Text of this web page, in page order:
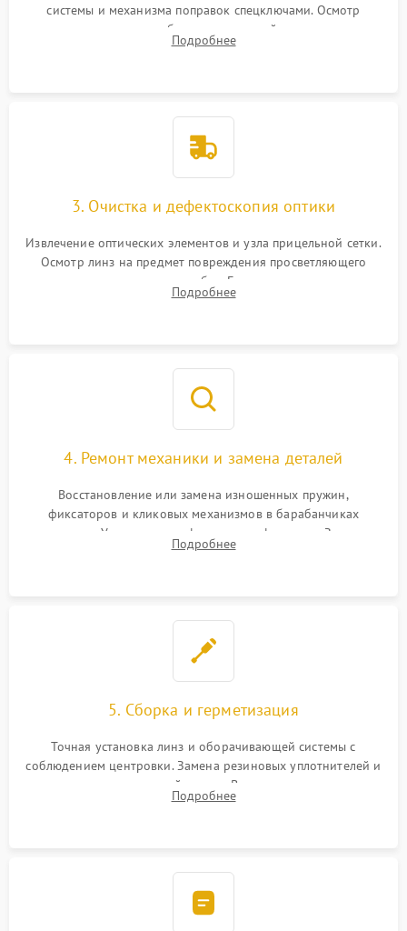
системы и механизма поправок спецключами. Осмотр
внутренних резьбовых соединений, пружин и
уплотнительных колец. Поиск причин люфта, смещения
Подробнее
3. Очистка и дефектоскопия оптики
Извлечение оптических элементов и узла прицельной сетки.
Осмотр линз на предмет повреждения просветляющего
покрытия или появления грибка. Бережная очистка стекол
спецрастворами. Проверка целостности гравированной
Подробнее
4. Ремонт механики и замена деталей
Восстановление или замена изношенных пружин,
фиксаторов и кликовых механизмов в барабанчиках
поправок. Устранение люфтов в трансфокаторе. Замена
поврежденных линз, разбитой сетки или восстановление
Подробнее
5. Сборка и герметизация
Точная установка линз и оборачивающей системы с
соблюдением центровки. Замена резиновых уплотнителей и
нанесение влагозащитной смазки. Вакуумирование корпуса
и заполнение его осушенным азотом или аргоном для
Подробнее